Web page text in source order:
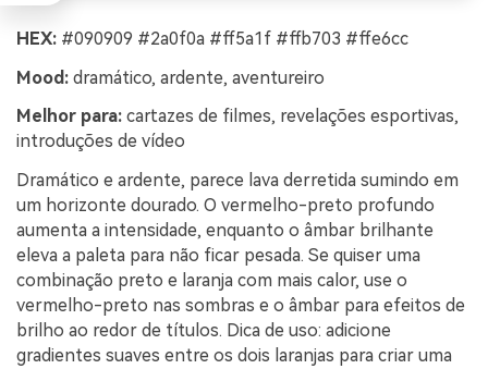
HEX: #090909 #2a0f0a #ff5a1f #ffb703 #ffe6cc
Mood: dramático, ardente, aventureiro
Melhor para: cartazes de filmes, revelações esportivas,
introduções de vídeo
Dramático e ardente, parece lava derretida sumindo em
um horizonte dourado. O vermelho-preto profundo
aumenta a intensidade, enquanto o âmbar brilhante
eleva a paleta para não ficar pesada. Se quiser uma
combinação preto e laranja com mais calor, use o
vermelho-preto nas sombras e o âmbar para efeitos de
brilho ao redor de títulos. Dica de uso: adicione
gradientes suaves entre os dois laranjas para criar uma